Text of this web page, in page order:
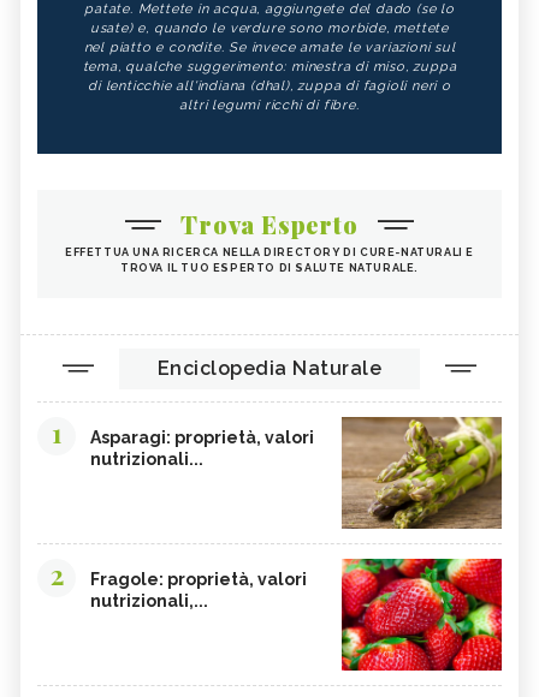
patate. Mettete in acqua, aggiungete del dado (se lo
usate) e, quando le verdure sono morbide, mettete
nel piatto e condite. Se invece amate le variazioni sul
tema, qualche suggerimento: minestra di miso, zuppa
di lenticchie all'indiana (dhal), zuppa di fagioli neri o
altri legumi ricchi di fibre.
Trova Esperto
EFFETTUA UNA RICERCA NELLA DIRECTORY DI CURE-NATURALI E
TROVA IL TUO ESPERTO DI SALUTE NATURALE.
Enciclopedia Naturale
1
Asparagi: proprietà, valori
nutrizionali...
2
Fragole: proprietà, valori
nutrizionali,...